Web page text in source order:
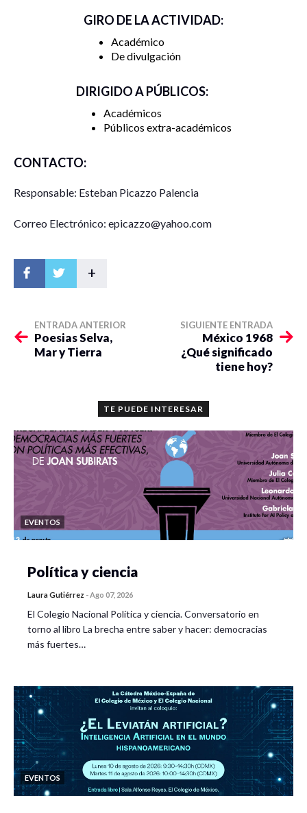
GIRO DE LA ACTIVIDAD:
Académico
De divulgación
DIRIGIDO A PÚBLICOS:
Académicos
Públicos extra-académicos
CONTACTO:
Responsable: Esteban Picazzo Palencia
Correo Electrónico: epicazzo@yahoo.com
+
ENTRADA ANTERIOR
Poesias Selva,
Mar y Tierra
SIGUIENTE ENTRADA
México 1968
¿Qué significado
tiene hoy?
TE PUEDE INTERESAR
EVENTOS
Política y ciencia
Laura Gutiérrez -Ago 07, 2026
El Colegio Nacional Política y ciencia. Conversatorio en
torno al libro La brecha entre saber y hacer: democracias
más fuertes…
EVENTOS